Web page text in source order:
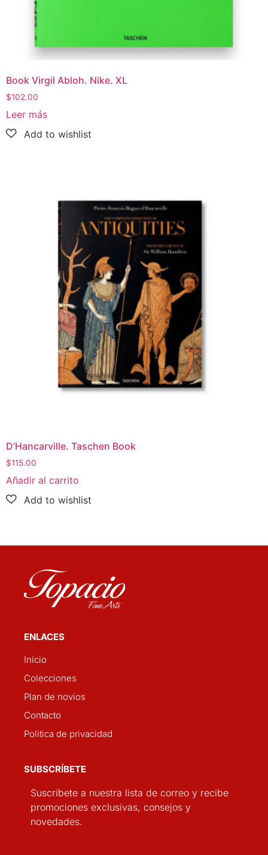
Book Virgil Abloh. Nike. XL
$102.00
Leer más
D’Hancarville. Taschen Book
$115.00
Añadir al carrito
ENLACES
Inicio
Colecciones
Plan de novios
Contacto
Politica de privacidad
SUBSCRÍBETE
Suscríbete a nuestra lista de correo y recibe
promociones exclusivas, consejos y
novedades.